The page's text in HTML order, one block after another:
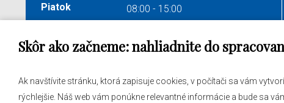
Skôr ako začneme: nahliadnite do
Ak navštívite stránku, ktorá zapisuje cookies, v počítači sa vám
rýchlejšie. Náš web vám ponúkne relevantné informácie a bude sa
Piatok
08:00 - 15:00
Informácie:ocuvl@levare.sk